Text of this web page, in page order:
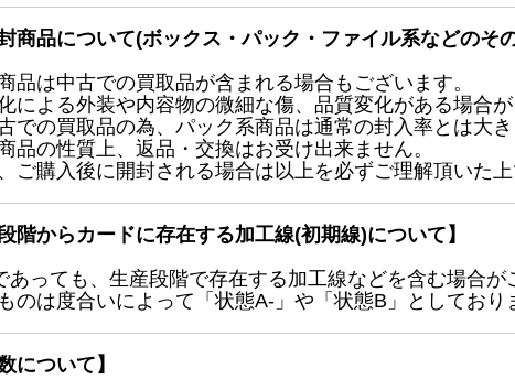
封商品について(ボックス・パック・ファイル系などのそ
品は中古での買取品が含まれる場合もございます。
による外装や内容物の微細な傷、品質変化がある場合が
での買取品の為、パック系商品は通常の封入率とは大
品の性質上、返品・交換はお受け出来ません。
ご購入後に開封される場合は以上を必ずご理解頂いた上
段階からカードに存在する加工線(初期線)について】
あっても、生産段階で存在する加工線などを含む場合が
のは度合いによって「状態A-」や「状態B」としており
について】